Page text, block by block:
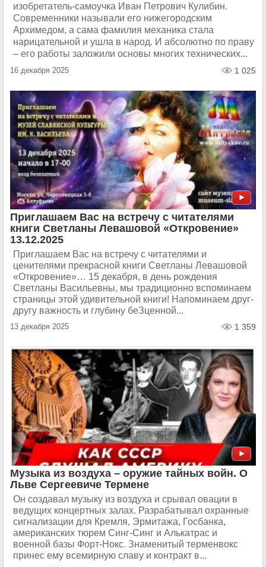
изобретатель-самоучка Иван Петрович Кулибин.
Современники называли его нижегородским
Архимедом, а сама фамилия механика стала
нарицательной и ушла в народ. И абсолютно по праву
– его работы заложили основы многих технических...
16 декабря 2025 1 025
Приглашаем Вас на встречу с читателями
книги Светланы Левашовой «Откровение»
13.12.2025
Приглашаем Вас на встречу с читателями и
ценителями прекрасной книги Светланы Левашовой
«Откровение»… 15 декабря, в день рождения
Светланы Васильевны, мы традиционно вспоминаем
страницы этой удивительной книги! Напоминаем друг-
другу важность и глубину беЗценной...
13 декабря 2025 1 359
Музыка из воздуха – оружие тайных войн. О
Льве Сергеевиче Термене
Он создавал музыку из воздуха и срывал овации в
ведущих концертных залах. Разрабатывал охранные
сигнализации для Кремля, Эрмитажа, Госбанка,
американских тюрем Синг-Синг и Алькатрас и
военной базы Форт-Нокс. Знаменитый терменвокс
принес ему всемирную славу и контракт в...